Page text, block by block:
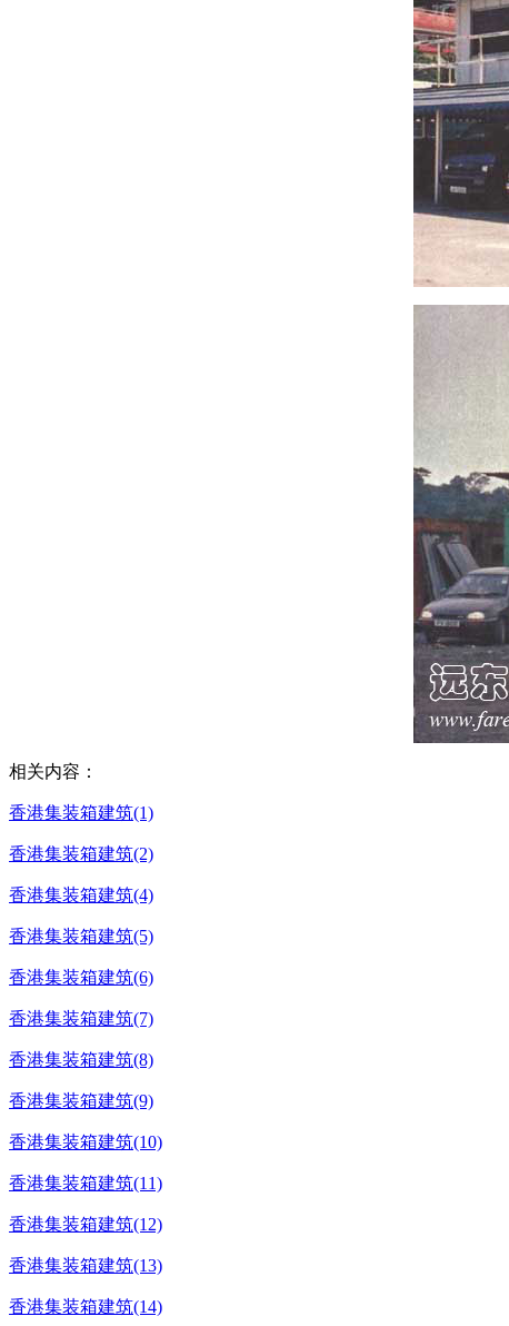
相关内容：
香港集装箱建筑(1)
香港集装箱建筑(2)
香港集装箱建筑(4)
香港集装箱建筑(5)
香港集装箱建筑(6)
香港集装箱建筑(7)
香港集装箱建筑(8)
香港集装箱建筑(9)
香港集装箱建筑(10)
香港集装箱建筑(11)
香港集装箱建筑(12)
香港集装箱建筑(13)
香港集装箱建筑(14)